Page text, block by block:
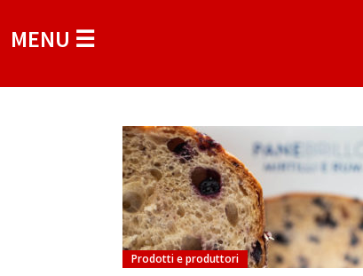
MENU ☰
Prodotti e produttori